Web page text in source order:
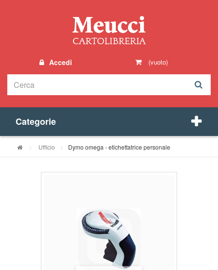
Accedi (vuoto)
Categorie
> Ufficio > Dymo omega - etichettatrice personale